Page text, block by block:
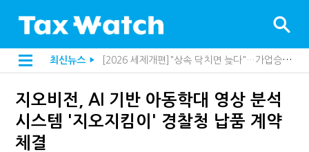
최신뉴스 ▶
[2026 세제개편]"상속 닥치면 늦다"…가업승계 성패, 시간에 달렸다
[2026 세제개편]종부세는 집값, 가업상속은 기술…납세자가 꼭 볼 5가지
[인터뷰]중앙정부 돈으로만 못 산다…지자체도 '경영'의 시대
지오비전, AI 기반 아동학대 영상 분석
시스템 '지오지킴이' 경찰청 납품 계약
체결